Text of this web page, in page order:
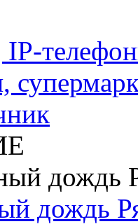
IP-
дождь